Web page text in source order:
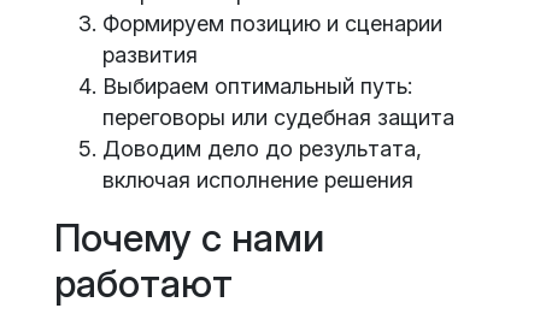
Формируем позицию и сценарии
развития
Выбираем оптимальный путь:
переговоры или судебная защита
Доводим дело до результата,
включая исполнение решения
Почему с нами
работают